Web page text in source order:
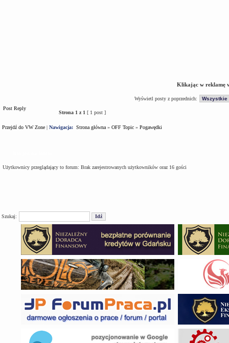
Klikając w reklamę
Wyświetl posty z poprzednich:
Post Reply
Strona 1 z 1 [ 1 post ]
Przejdź do VW Zone | Nawigacja: Strona główna » OFF Topic » Pogawędki
Użytkownicy przeglądający to forum: Brak zarejestrowanych użytkowników oraz 16 gości
Szukaj: